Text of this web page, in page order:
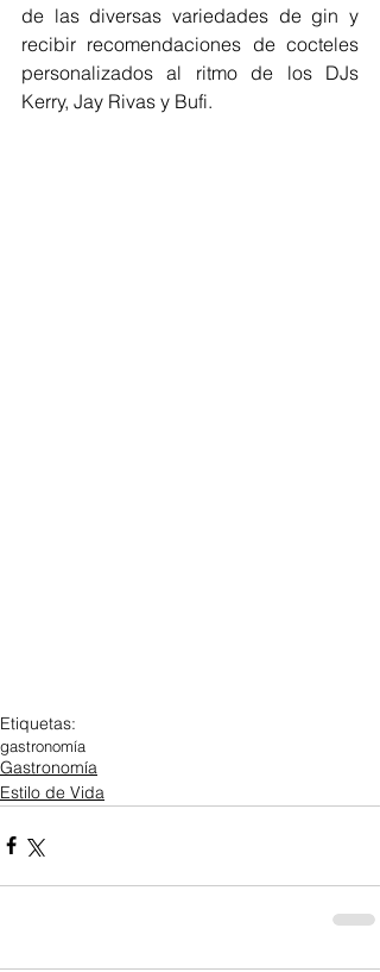
de las diversas variedades de gin y
recibir recomendaciones de cocteles
personalizados al ritmo de los DJs
Kerry, Jay Rivas y Bufi.
Etiquetas:
gastronomía
Gastronomía
Estilo de Vida